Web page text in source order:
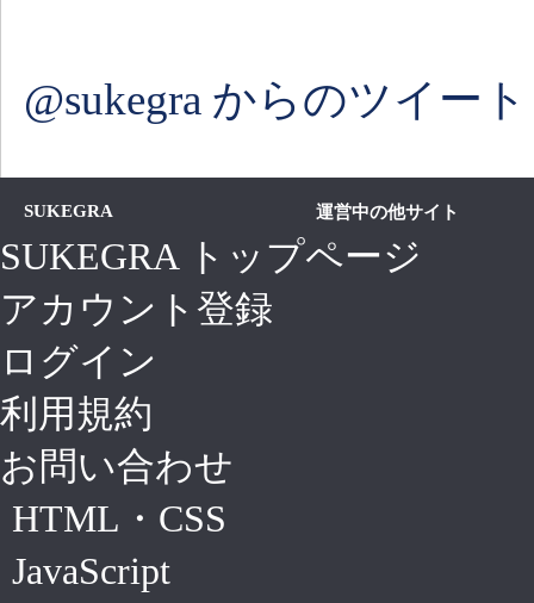
@sukegra からのツイート
SUKEGRA 運営中の他サイト
SUKEGRA トップページ
アカウント登録
ログイン
利用規約
お問い合わせ
HTML・CSS
JavaScript